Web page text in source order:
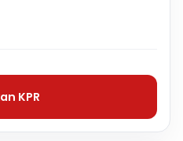
KPR